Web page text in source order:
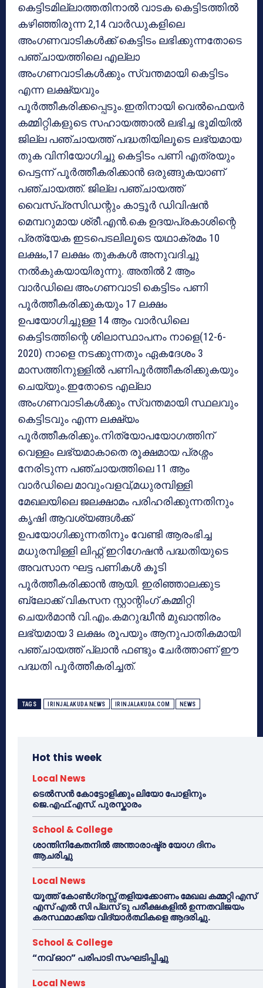
കെട്ടിടമില്ലാത്തതിനാൽ വാടക കെട്ടിടത്തിൽ
കഴിഞ്ഞിരുന്ന 2,14 വാർഡുകളിലെ
അംഗണവാടികൾക്ക് കെട്ടിടം ലഭിക്കുന്നതോടെ
പഞ്ചായത്തിലെ എല്ലാ
അംഗണവാടികൾക്കും സ്വന്തമായി കെട്ടിടം
എന്ന ലക്ഷ്യവും
പൂർത്തീകരിക്കപ്പെടും.ഇതിനായി വെൽഫെയർ
കമ്മിറ്റികളുടെ സഹായത്താൽ ലഭിച്ച ഭൂമിയിൽ
ജില്ല പഞ്ചായത്ത് പദ്ധതിയിലൂടെ ലഭ്യമായ
തുക വിനിയോഗിച്ചു കെട്ടിടം പണി എത്രയും
പെട്ടന്ന് പൂർത്തീകരിക്കാൻ ഒരുങ്ങുകയാണ്
പഞ്ചായത്ത്. ജില്ല പഞ്ചായത്ത്
വൈസ്പ്രസിഡന്റും കാട്ടൂർ ഡിവിഷൻ
മെമ്പറുമായ ശ്രീ.എൻ.കെ ഉദയപ്രകാശിന്റെ
പ്രത്യേക ഇടപെടലിലൂടെ യഥാക്രമം 10
ലക്ഷം,17 ലക്ഷം തുകകൾ അനുവദിച്ചു
നൽകുകയായിരുന്നു. അതിൽ 2 ആം
വാർഡിലെ അംഗണവാടി കെട്ടിടം പണി
പൂർത്തീകരിക്കുകയും 17 ലക്ഷം
ഉപയോഗിച്ചുള്ള 14 ആം വാർഡിലെ
കെട്ടിടത്തിന്റെ ശിലാസ്ഥാപനം നാളെ(12-6-
2020) നാളെ നടക്കുന്നതും ഏകദേശം 3
മാസത്തിനുള്ളിൽ പണിപൂർത്തീകരിക്കുകയും
ചെയ്യും.ഇതോടെ എല്ലാ
അംഗണവാടികൾക്കും സ്വന്തമായി സ്ഥലവും
കെട്ടിടവും എന്ന ലക്ഷ്യം
പൂർത്തീകരിക്കും.നിത്യോപയോഗത്തിന്
വെള്ളം ലഭ്യമാകാതെ രൂക്ഷമായ പ്രശ്നം
നേരിടുന്ന പഞ്ചായത്തിലെ 11 ആം
വാർഡിലെ മാവുംവളവ്,മധുരമ്പിള്ളി
മേഖലയിലെ ജലക്ഷാമം പരിഹരിക്കുന്നതിനും
കൃഷി ആവശ്യങ്ങൾക്ക്
ഉപയോഗിക്കുന്നതിനും വേണ്ടി ആരംഭിച്ച
മധുരമ്പിള്ളി ലിഫ്റ്റ് ഇറിഗേഷൻ പദ്ധതിയുടെ
അവസാന ഘട്ട പണികൾ കൂടി
പൂർത്തീകരിക്കാൻ ആയി. ഇരിഞ്ഞാലക്കുട
ബ്ലോക്ക് വികസന സ്റ്റാന്റിംഗ് കമ്മിറ്റി
ചെയർമാൻ വി.എം.കമറുദ്ധീൻ മുഖാന്തിരം
ലഭ്യമായ 3 ലക്ഷം രൂപയും ആനുപാതികമായി
പഞ്ചായത്ത് പ്ലാൻ ഫണ്ടും ചേർത്താണ് ഈ
പദ്ധതി പൂർത്തീകരിച്ചത്.
TAGS IRINJALAKUDA NEWS IRINJALAKUDA.COM NEWS
Hot this week
Local News
ടെൽസൻ കോട്ടോളിക്കും ലിയോ പോളിനും
ജെ.എഫ്.എസ്. പുരസ്കാരം
School & College
ശാന്തിനികേതനിൽ അന്താരാഷ്ട്ര യോഗ ദിനം
ആചരിച്ചു
Local News
യൂത്ത് കോൺഗ്രസ്സ് തളിയക്കോണം മേഖല കമ്മറ്റി എസ്
എസ് എൽ സി പ്ലസ് ടു പരീക്ഷകളിൽ ഉന്നതവിജയം
കരസ്ഥമാക്കിയ വിദ്യാർത്ഥികളെ ആദരിച്ചു.
School & College
“നവ് ഓറ” പരിപാടി സംഘടിപ്പിച്ചു
Local News